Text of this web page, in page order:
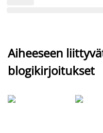
Aiheeseen
blogikirjoitukset